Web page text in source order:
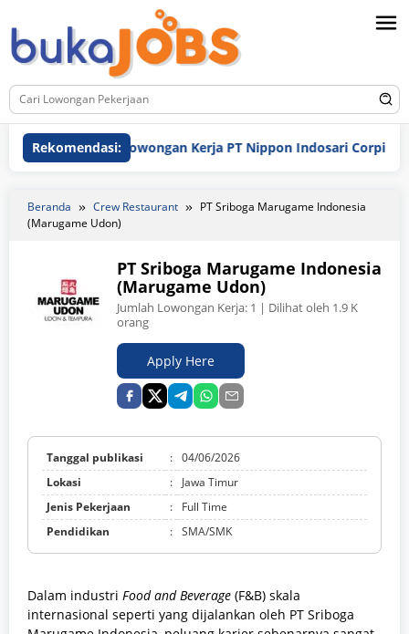
ke
konten
Rekomendasi:Lowongan Kerja PT Nippon Indosari Corpindo Tbk.
Beranda Crew Restaurant
PT Sriboga Marugame Indonesia
(Marugame Udon)
PT Sriboga Marugame Indonesia
(Marugame Udon)
Jumlah Lowongan Kerja: 1 | Dilihat oleh 1.9 K
orang
Apply Here
Tanggal publikasi : 04/06/2026
Lokasi
:
Jawa Timur
Jenis Pekerjaan
:
Full Time
Pendidikan
: SMA/SMK
Dalam industri Food and Beverage (F&B) skala
internasional seperti yang dijalankan oleh PT Sriboga